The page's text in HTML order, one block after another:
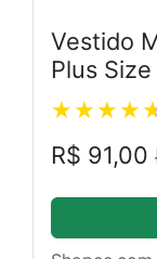
Vestido
Plus
R$ 91,00